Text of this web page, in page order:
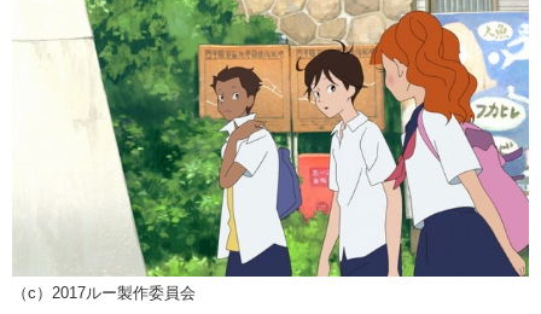
ゲーム 座談会
アニメ！アニメ！TV ABEMA Cafe
（c）2017ルー製作委員会